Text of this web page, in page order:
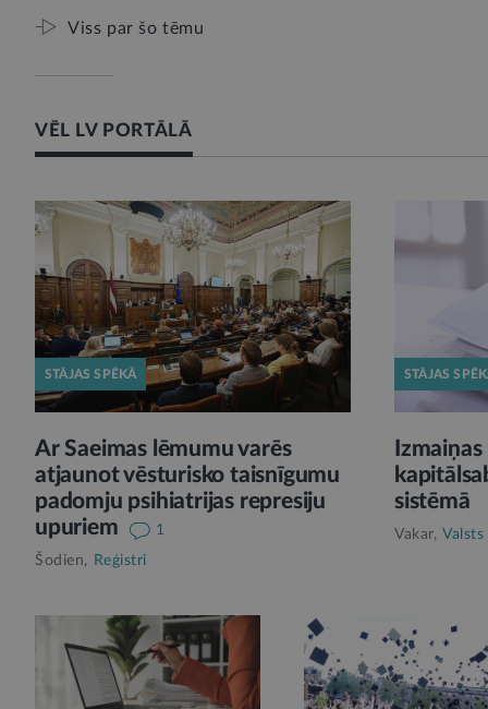
Viss par šo tēmu
VĒL LV PORTĀLĀ
STĀJAS SPĒKĀ
Ar Saeimas lēmumu varēs
atjaunot vēsturisko taisnīgumu
padomju psihiatrijas represiju
upuriem
1
Šodien,
Reģistri
STĀJAS
sistēmā
Vakar, Valsts